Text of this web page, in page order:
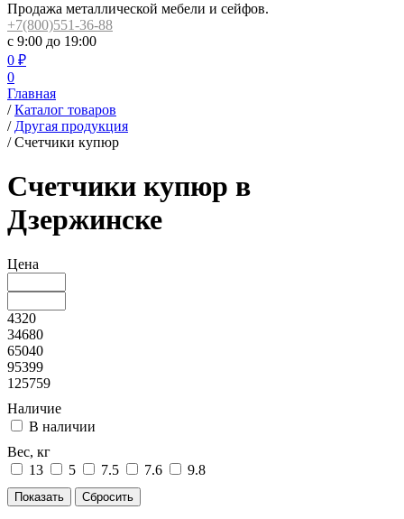
Продажа металлической мебели и сейфов.
+7(800)551-36-88
с 9:00 до 19:00
0 ₽
0
Главная
/ Каталог товаров
/ Другая продукция
/ Счетчики купюр
Счетчики купюр в
Дзержинске
Цена
4320
34680
65040
95399
125759
Наличие
В наличии
Вес, кг
13
5 7.5 7.6 9.8